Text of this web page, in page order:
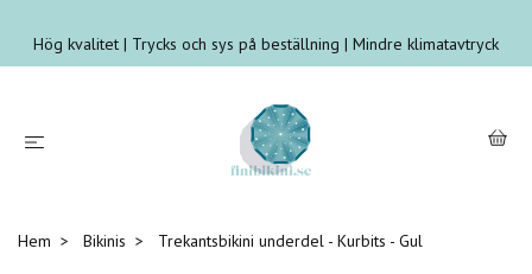
Hög kvalitet | Trycks och sys på beställning | Mindre klimatavtryck
Hem Bikinis Trekantsbikini underdel - Kurbits - Gul